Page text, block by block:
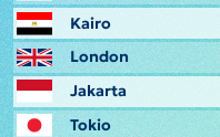
Kairo
London
Jakarta
Tokio